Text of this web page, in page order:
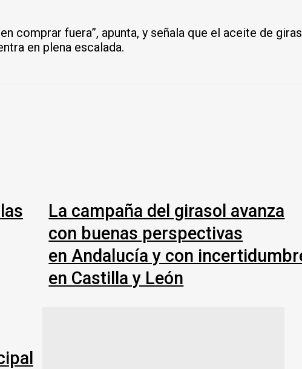
comprar fuera”, apunta, y señala que el aceite de
en plena escalada.
La campaña del girasol avanza
con buenas perspectivas
en Andalucía y con
en Castilla y León